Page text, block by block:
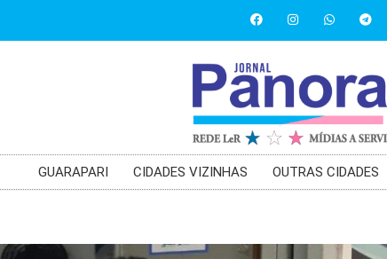
GUARAPARI CIDADES VIZINHAS OUTRAS CIDADES